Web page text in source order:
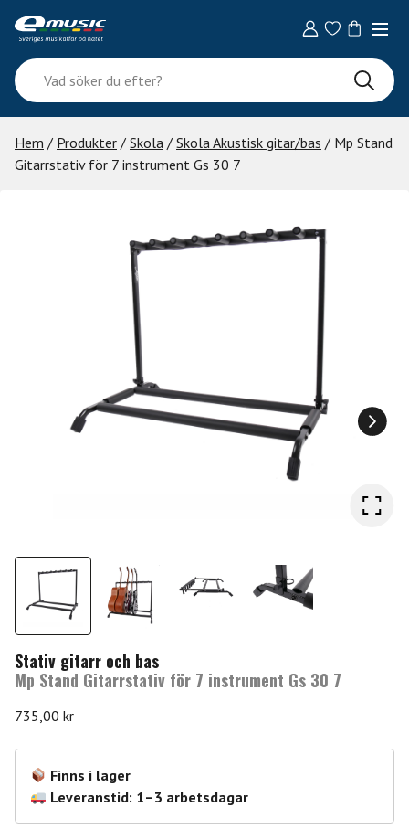
content
Vad
söker
du
efter?
Hem / Produkter / Skola / Skola Akustisk gitar/bas / Mp Stand
Gitarrstativ för 7 instrument Gs 30 7
Stativ gitarr och bas
Mp Stand Gitarrstativ för 7 instrument Gs 30 7
735,00 kr
Finns i lager
Leveranstid: 1–3 arbetsdagar